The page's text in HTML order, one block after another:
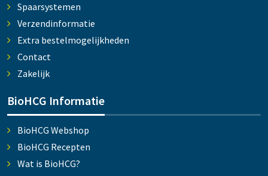
Spaarsystemen
Verzendinformatie
Extra bestelmogelijkheden
Contact
Zakelijk
BioHCG Informatie
BioHCG Webshop
BioHCG Recepten
Wat is BioHCG?